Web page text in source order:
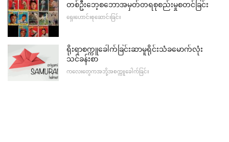
တစ်ဦးဘေ့စဘောအမှတ်တရစုစည်းမှုစတင်ခြင်း
ရှေးဟောင်းစုဆောင်းခြင်း
ရိုးရာစက္ကူခေါက်ခြင်းဆာမူရိုင်းသံခမောက်လုံး
သင်ခန်းစာ
ကလေးတွေကအဘို့အစက္ကူခေါက်ခြင်း